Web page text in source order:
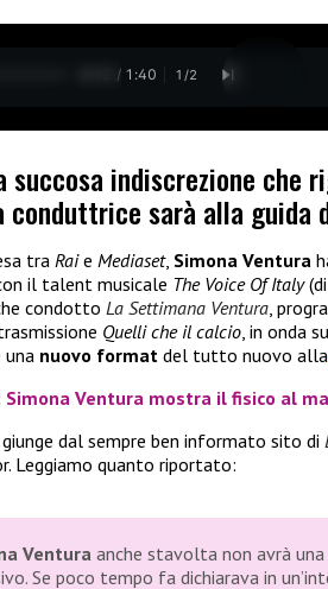
0:13 / 1:40 1 /2
succosa indiscrezione che
conduttrice sarà alla guida
tra Raie Mediaset, Simona Ventura
il talent musicale The Voice Of Italy
condotto La Settimana Ventura,
Quelli che il calcio, in onda su
nuovo format del tutto nuovo alla
Simona Ventura mostra il fisico al
giunge dal sempre ben informato sito di
Leggiamo quanto riportato:
Venturaanche stavolta non avrà
Se poco tempo fa dichiarava in